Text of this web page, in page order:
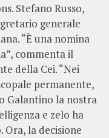
Stefano Russo,
generale
“È una nomina
commenta il
della Cei. “Nei
permanente,
Galantino la nostra
e zelo ha
la decisione